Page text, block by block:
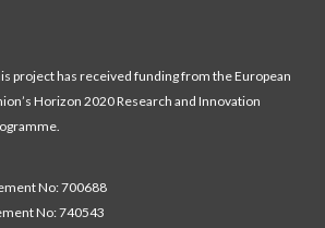
project has received funding from the European
Horizon 2020 Research and Innovation
No: 700688
No: 740543